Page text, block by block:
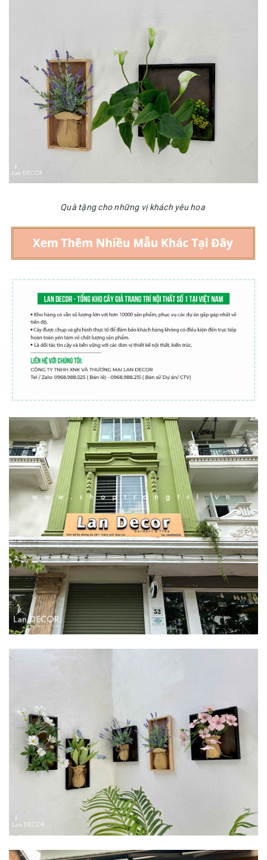
Quà tặng cho những vị khách yêu hoa